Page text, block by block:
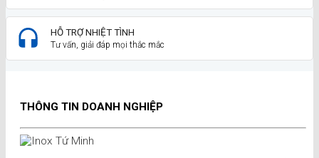
HỖ TRỢ NHIỆT TÌNH
Tư vấn, giải đáp mọi thắc mắc
THÔNG TIN DOANH NGHIỆP